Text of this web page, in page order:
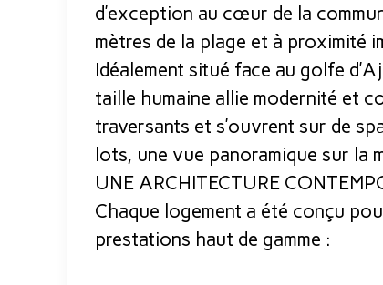
d’exception au cœur de la
mètres de la plage et à proximité
Idéalement situé face au golfe
taille humaine allie modernité et
traversants et s’ouvrent sur de
lots, une vue panoramique sur la
UNE ARCHITECTURE
Chaque logement a été conçu
prestations haut de gamme :